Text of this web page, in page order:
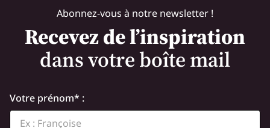
Abonnez-vous à notre newsletter !
Recevez de l’inspiration
dans votre boîte mail
Votre prénom* :